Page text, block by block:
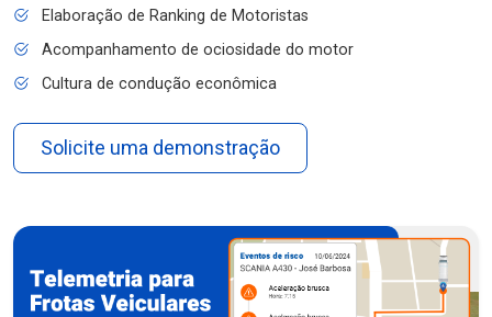
Elaboração de Ranking de Motoristas
Acompanhamento de ociosidade do motor
Cultura de condução econômica
Solicite uma demonstração